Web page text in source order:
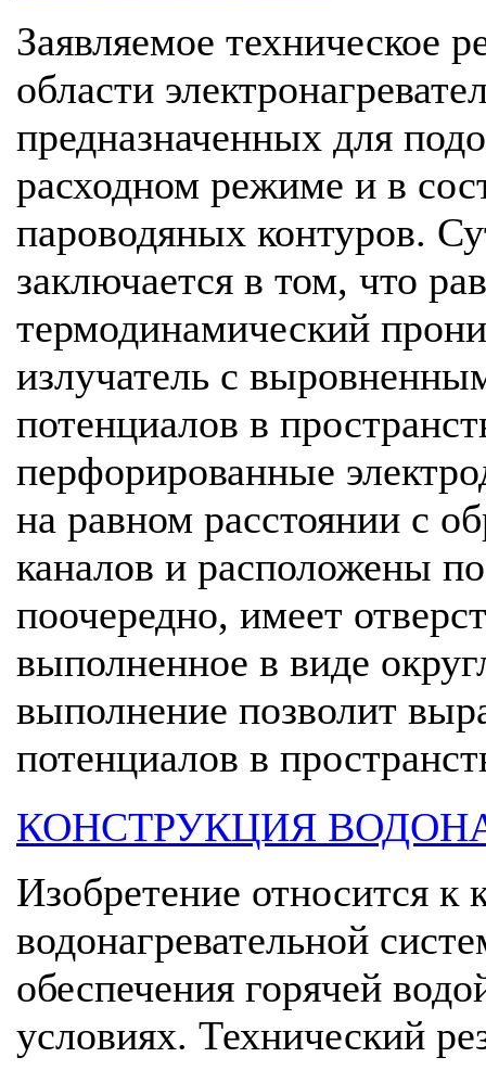
Заявляемое техническое
области
предназначенных для
расходном режиме и в
пароводяных контуров.
заключается в том, что
термодинамический
излучатель с
потенциалов в
перфорированные
на равном расстоянии с
каналов и расположены
поочередно, имеет
выполненное в виде
выполнение позволит
потенциалов в
КОНСТРУКЦИЯ
Изобретение относится к
водонагревательной
обеспечения горячей
условиях. Технический